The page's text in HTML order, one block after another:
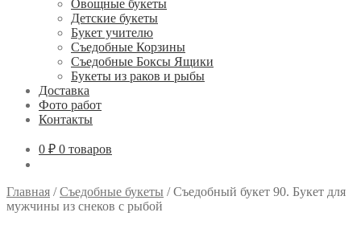
Овощные букеты
Детские букеты
Букет учителю
Съедобные Корзины
Съедобные Боксы Ящики
Букеты из раков и рыбы
Доставка
Фото работ
Контакты
0 ₽ 0 товаров
Главная /Съедобные букеты /Съедобный букет 90. Букет для
мужчины из снеков с рыбой